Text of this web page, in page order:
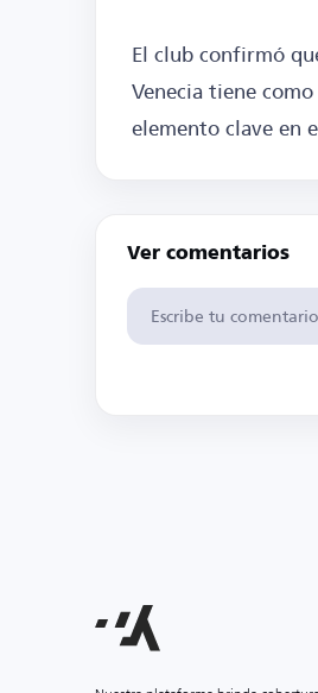
El club confirmó
Venecia tiene
elemento clave en
Ver comentarios